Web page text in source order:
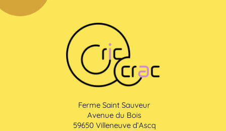
Ferme Saint Sauveur
Avenue du Bois
59650 Villeneuve d’Ascq